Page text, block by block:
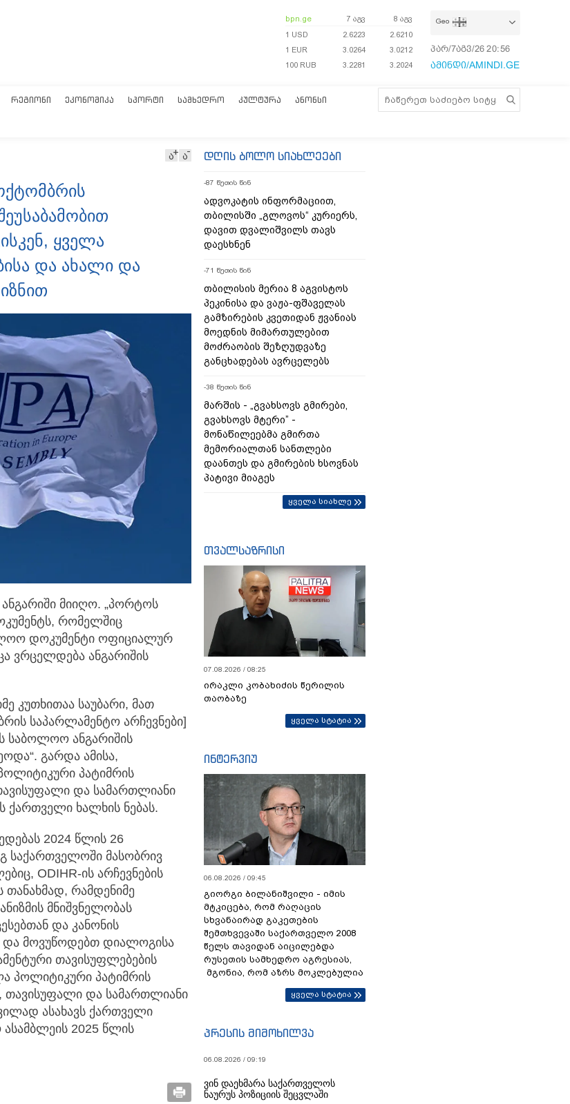
bpn.ge 7 აგვ
8 აგვ
1 USD
2.6223
2.6210
1 EUR
3.0264
3.0212
100 RUB
3.2281 3.2024
Geo
პარ/7აგვ/26 20:56:56
ამინდი/AMINDI.GE
ᲠᲔᲒᲘᲝᲜᲘ ᲔᲙᲝᲜᲝᲛᲘᲙᲐ ᲡᲞᲝᲠᲢᲘ ᲡᲐᲛᲮᲔᲓᲠᲝ ᲙᲣᲚᲢᲣᲠᲐ ᲐᲜᲝᲜᲡᲘ
ა ა
ყველა
და ახალი და
მიიღო. „პორტოს
რომელშიც
დოკუმენტი ოფიციალურ
ვრცელდება ანგარიშის
კუთხითაა საუბარი, მათ
საპარლამენტო არჩევნები]
საბოლოო ანგარიშის
გარდა ამისა,
პატიმრის
და სამართლიანი
ქართველი ხალხის ნებას.
2024 წლის 26
საქართველოში მასობრივ
ODIHR-ის არჩევნების
რამდენიმე
მნიშვნელობას
და კანონის
და მოვუწოდებთ დიალოგისა
თავისუფლებების
პოლიტიკური პატიმრის
თავისუფალი და სამართლიანი
ასახავს ქართველი
ასამბლეის 2025 წლის
დღის ბოლო სიახლეები
-87 წუთის წინ
ადვოკატის ინფორმაციით,
თბილისში „გლოვოს“ კურიერს,
დავით დვალიშვილს თავს
დაესხნენ
-71 წუთის წინ
თბილისის მერია 8 აგვისტოს
პეკინისა და ვაჟა-ფშაველას
გამზირების კვეთიდან ჟვანიას
მოედნის მიმართულებით
მოძრაობის შეზღუდვაზე
განცხადებას ავრცელებს
-38 წუთის წინ
მარშის - „გვახსოვს გმირები,
გვახსოვს მტერი” -
მონაწილეებმა გმირთა
მემორიალთან სანთლები
დაანთეს და გმირების ხსოვნას
პატივი მიაგეს
ყველა სიახლე
თვალსაზრისი
07.08.2026 / 08:25
ირაკლი კობახიძის წერილის
თაობაზე
ყველა სტატია
ინტერვიუ
06.08.2026 / 09:45
გიორგი ბილანიშვილი - იმის
მტკიცება, რომ რაღაცის
სხვანაირად გაკეთების
შემთხვევაში საქართველო 2008
წელს თავიდან აიცილებდა
რუსეთის სამხედრო აგრესიას,
მგონია, რომ აზრს მოკლებულია
ყველა სტატია
პრესის მიმოხილვა
06.08.2026 / 09:19
ვინ დაეხმარა საქართველოს
ნაურუს პოზიციის შეცვლაში